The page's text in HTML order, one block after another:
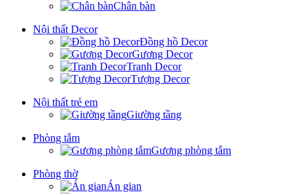
Chân bàn
Nội thất Decor
Đồng hồ Decor
Gương Decor
Tranh Decor
Tượng Decor
Nội thất trẻ em
Giường tầng
Phòng tắm
Gương phòng tắm
Phòng thờ
Án gian